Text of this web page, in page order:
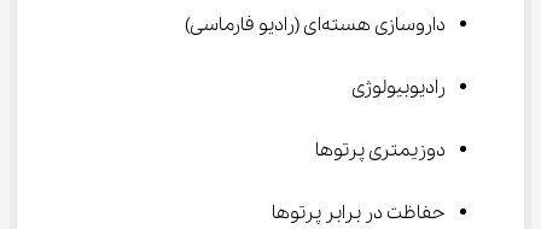
داروسازی هسته‌ای (رادیو فارماسی)
رادیوبیولوژی
دوزیمتری پرتوها
حفاظت در برابر پرتوها